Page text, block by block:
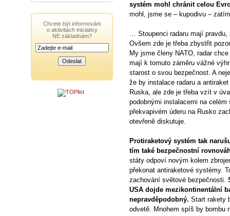
systém mohl chránit celou
mohl, jsme se – kupodivu –
… Stoupenci radaru mají
Ovšem zde je třeba zbystřit
My jsme členy NATO, radar
mají k tomuto záměru vážné
starost o svou bezpečnost. A
že by instalace radaru a
Ruska, ale zde je třeba vzít v
podobnými instalacemi na
překvapivém úderu na Rusko
otevřeně diskutuje.
Protiraketový systém tak
tím také bezpečnostní
státy odpoví novým kolem
překonat antiraketové systémy.
zachování světové bezpečnosti.
USA dojde mezikontinentální
nepravděpodobný. Start rakety
odvetě. Mnohem spíš by bombu
Chcete být informováni
o aktivitách iniciativy
NE základnám?